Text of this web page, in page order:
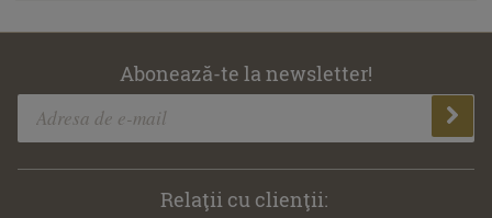
Abonează-te la newsletter!
Relaţii cu clienţii: